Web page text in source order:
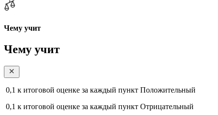
Чему учит
Чему учит
0,1 к итоговой оценке за каждый пункт Положительный
0,1 к итоговой оценке за каждый пункт Отрицательный